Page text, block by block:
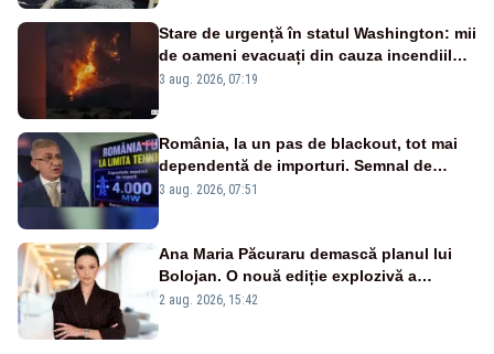
Stare de urgență în statul Washington: mii
de oameni evacuați din cauza incendiilor
puternice de vegetație
3 aug. 2026, 07:19
România, la un pas de blackout, tot mai
dependentă de importuri. Semnal de
alarmă tras de un expert în energie
3 aug. 2026, 07:51
Ana Maria Păcuraru demască planul lui
Bolojan. O nouă ediție explozivă a
emisiunii „Miza Zilei” la Realitatea PLUS
2 aug. 2026, 15:42